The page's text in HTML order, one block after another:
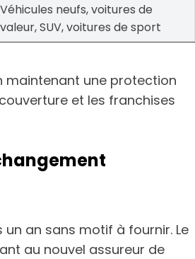
Véhicules neufs, voitures de
valeur, SUV, voitures de sport
maintenant une protection
et les franchises
an sans motif à fournir. Le
au nouvel assureur de